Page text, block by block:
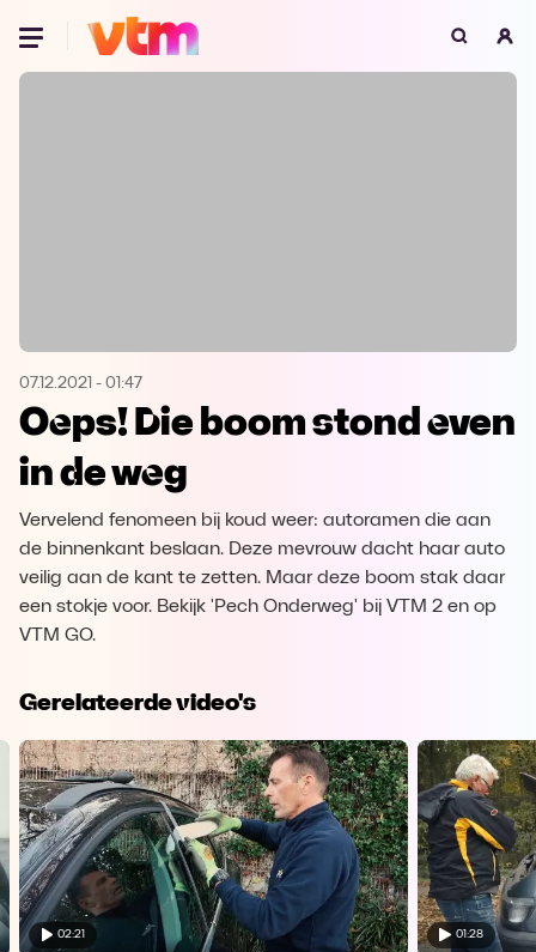
Oeps, browser niet ondersteund
Microsoft Edge Download
Opera
07.12.2021 - 01:47
Oeps! Die boom stond even
in de weg
Vervelend fenomeen bij koud weer: autoramen die aan
de binnenkant beslaan. Deze mevrouw dacht haar auto
veilig aan de kant te zetten. Maar deze boom stak daar
een stokje voor. Bekijk 'Pech Onderweg' bij VTM 2 en op
VTM GO.
Gerelateerde video's
02:21 01:28